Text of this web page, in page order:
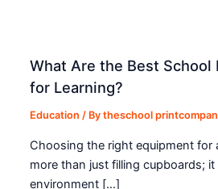
What Are the Best School
for Learning?
Education / Bytheschool
Choosing the right equipment for
more than just filling cupboards;
environment […]